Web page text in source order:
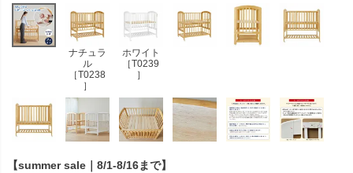
ナチュラ
ル
［T0238
］
ホワイト
［T0239
］
【summer sale｜8/1-8/16まで】